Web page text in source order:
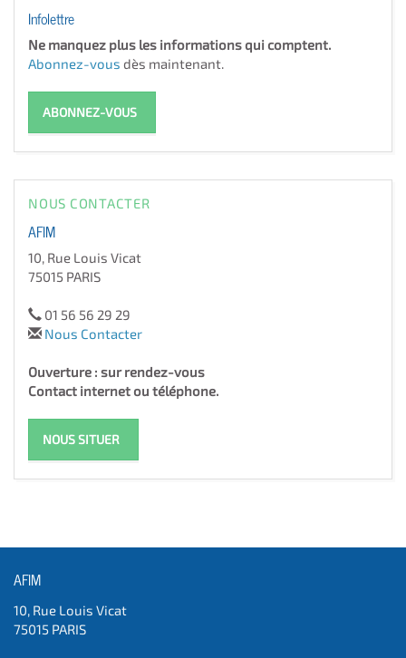
Infolettre
Ne manquez plus les informations qui comptent.
Abonnez-vous dès maintenant.
ABONNEZ-VOUS
NOUS CONTACTER
AFIM
10, Rue Louis Vicat
75015 PARIS
01 56 56 29 29
Nous Contacter
Ouverture : sur rendez-vous
Contact internet ou téléphone.
NOUS SITUER
AFIM
10, Rue Louis Vicat
75015 PARIS